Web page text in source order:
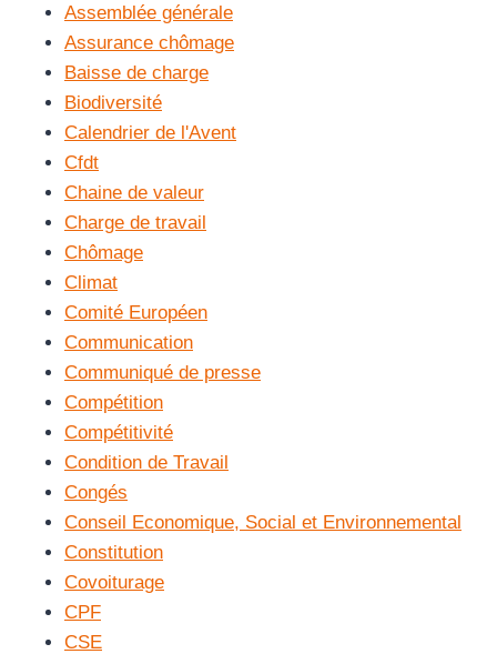
Assemblée générale
Assurance chômage
Baisse de charge
Biodiversité
Calendrier de l'Avent
Cfdt
Chaine de valeur
Charge de travail
Chômage
Climat
Comité Européen
Communication
Communiqué de presse
Compétition
Compétitivité
Condition de Travail
Congés
Conseil Economique, Social et Environnemental
Constitution
Covoiturage
CPF
CSE